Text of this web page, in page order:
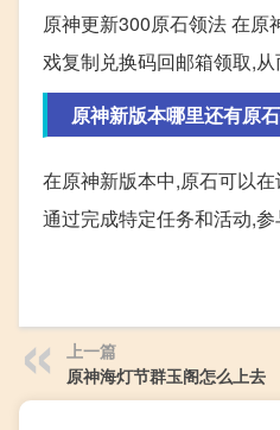
原神更新300原石领法 在
戏复制兑换码回邮箱领取,从
原神新版本哪里还有原
在原神新版本中,原石可以
通过完成特定任务和活动,参
上一篇
原神海灯节群玉阁怎么上去